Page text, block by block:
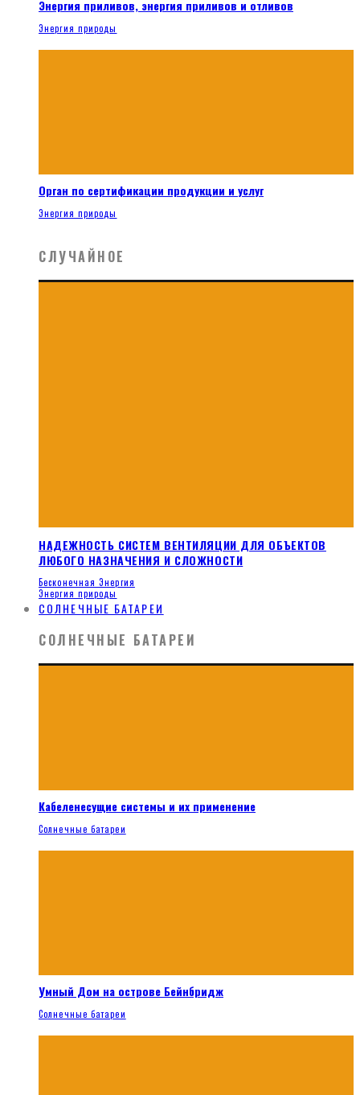
Энергия приливов, энергия приливов и отливов
Энергия природы
Орган по сертификации продукции и услуг
Энергия природы
СЛУЧАЙНОЕ
НАДЕЖНОСТЬ СИСТЕМ ВЕНТИЛЯЦИИ ДЛЯ ОБЪЕКТОВ
ЛЮБОГО НАЗНАЧЕНИЯ И СЛОЖНОСТИ
Бесконечная Энергия
Энергия природы
СОЛНЕЧНЫЕ БАТАРЕИ
СОЛНЕЧНЫЕ БАТАРЕИ
Кабеленесущие системы и их применение
Солнечные батареи
Умный Дом на острове Бейнбридж
Солнечные батареи